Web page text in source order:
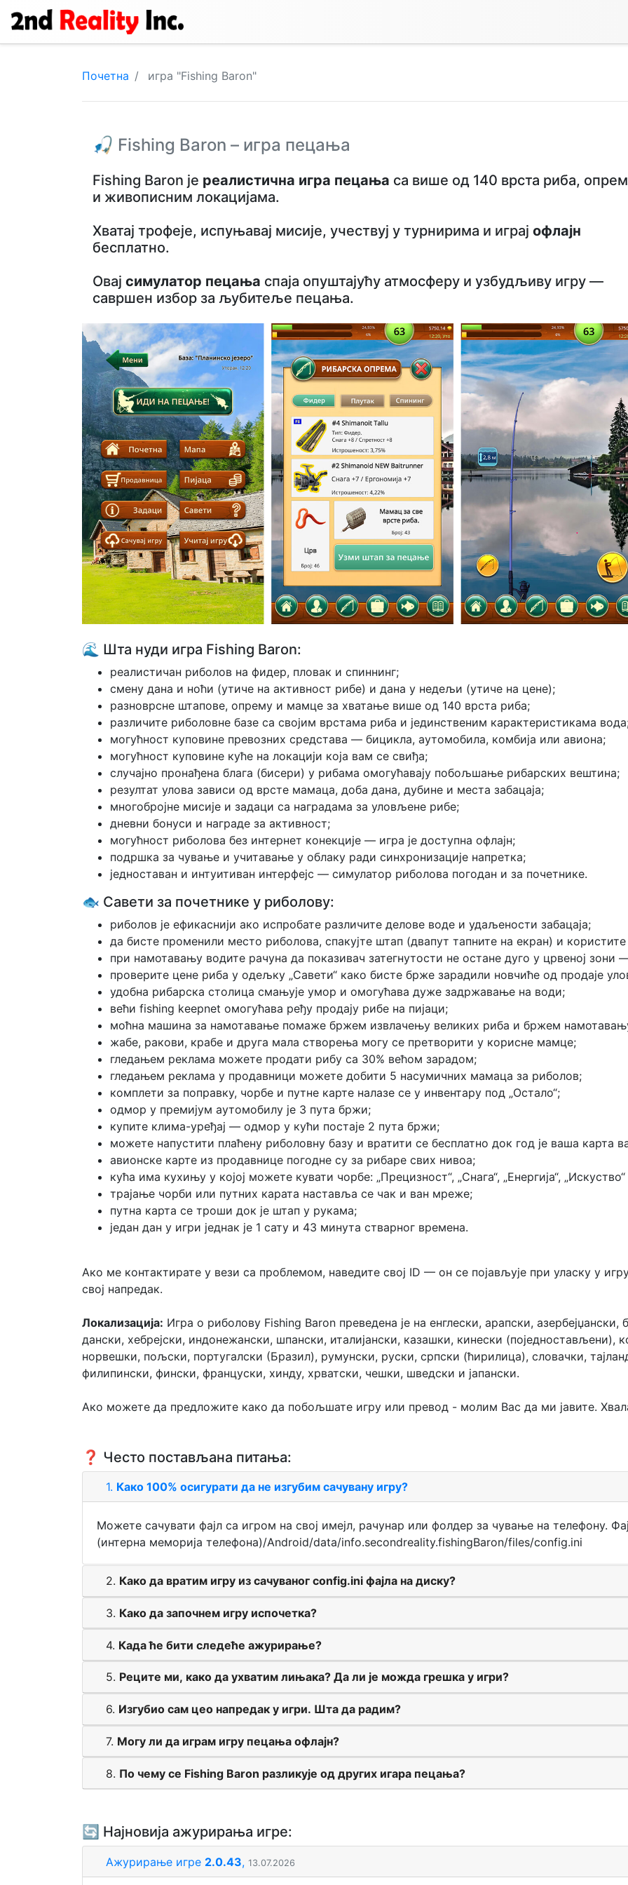
Почетна игра "Fishing Baron"
🎣 Fishing Baron – игра пецања
Fishing Baron је реалистична игра пецања са више од 140 врста риба,
и живописним локацијама.
Хватај трофеје, испуњавај мисије, учествуј у турнирима и играј офлајн
бесплатно.
Овај симулатор пецања спаја опуштајућу атмосферу и узбудљиву игру —
савршен избор за љубитеље пецања.
🌊 Шта нуди игра Fishing Baron:
реалистичан риболов на фидер, пловак и спиннинг;
смену дана и ноћи (утиче на активност рибе) и дана у недељи (утиче на цене);
разноврсне штапове, опрему и мамце за хватање више од 140 врста риба;
различите риболовне базе са својим врстама риба и јединственим карактеристикама
могућност куповине превозних средстава — бицикла, аутомобила, комбија или авиона;
могућност куповине куће на локацији која вам се свиђа;
случајно пронађена блага (бисери) у рибама омогућавају побољшање рибарских вештина;
резултат улова зависи од врсте мамаца, доба дана, дубине и места забацаја;
многобројне мисије и задаци са наградама за уловљене рибе;
дневни бонуси и награде за активност;
могућност риболова без интернет конекције — игра је доступна офлајн;
подршка за чување и учитавање у облаку ради синхронизације напретка;
једноставан и интуитиван интерфејс — симулатор риболова погодан и за почетнике.
🐟 Савети за почетнике у риболову:
риболов је ефикаснији ако испробате различите делове воде и удаљености забацаја;
да бисте променили место риболова, спакујте штап (двапут тапните на екран) и
при намотавању водите рачуна да показивач затегнутости не остане дуго у црвеној
проверите цене риба у одељку „Савети“ како бисте брже зарадили новчиће од продаје
удобна рибарска столица смањује умор и омогућава дуже задржавање на води;
већи fishing keepnet омогућава ређу продају рибе на пијаци;
моћна машина за намотавање помаже бржем извлачењу великих риба и бржем
жабе, ракови, крабе и друга мала створења могу се претворити у корисне мамце;
гледањем реклама можете продати рибу са 30% већом зарадом;
гледањем реклама у продавници можете добити 5 насумичних мамаца за риболов;
комплети за поправку, чорбе и путне карте налазе се у инвентару под „Остало“;
одмор у премијум аутомобилу је 3 пута бржи;
купите клима-уређај — одмор у кући постаје 2 пута бржи;
можете напустити плаћену риболовну базу и вратити се бесплатно док год је ваша карта
авионске карте из продавнице погодне су за рибаре свих нивоа;
кућа има кухињу у којој можете кувати чорбе: „Прецизност“, „Снага“, „Енергија“,
трајање чорби или путних карата наставља се чак и ван мреже;
путна карта се троши док је штап у рукама;
један дан у игри једнак је 1 сату и 43 минута стварног времена.
Ако ме контактирате у вези са проблемом, наведите свој ID — он се појављује при уласку у
свој напредак.
Локализација: Игра о риболову Fishing Baron преведена је на енглески, арапски, азербејџански,
дански, хебрејски, индонежански, шпански, италијански, казашки, кинески (поједностављени),
норвешки, пољски, португалски (Бразил), румунски, руски, српски (ћирилица), словачки,
филипински, фински, француски, хинду, хрватски, чешки, шведски и јапански.
Ако можете да предложите како да побољшате игру или превод - молим Вас да ми јавите.
❓ Често постављана питања:
1. Како 100% осигурати да не изгубим сачувану игру?
Можете сачувати фајл са игром на свој имејл, рачунар или фолдер за чување на телефону.
(интерна меморија телефона)/Android/data/info.secondreality.fishingBaron/files/config.ini
2. Како да вратим игру из сачуваног config.ini фајла на диску?
3. Како да започнем игру испочетка?
4. Када ће бити следеће ажурирање?
5. Реците ми, како да ухватим лињака? Да ли је можда грешка у игри?
6. Изгубио сам цео напредак у игри. Шта да радим?
7. Могу ли да играм игру пецања офлајн?
8. По чему се Fishing Baron разликује од других игара пецања?
🔄 Најновија ажурирања игре:
Ажурирање игре 2.0.43, 13.07.2026